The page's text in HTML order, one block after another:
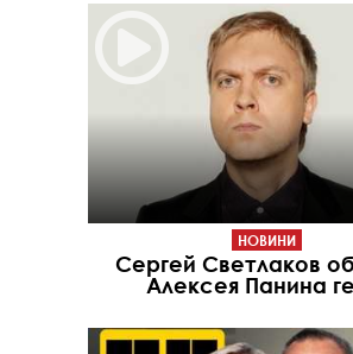
НОВИНИ
Сергей Светлаков
Алексея Панина